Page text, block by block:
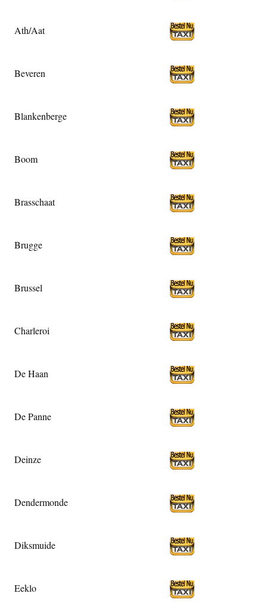
Ath/Aat
Beveren
Blankenberge
Boom
Brasschaat
Brugge
Brussel
Charleroi
De Haan
De Panne
Deinze
Dendermonde
Diksmuide
Eeklo